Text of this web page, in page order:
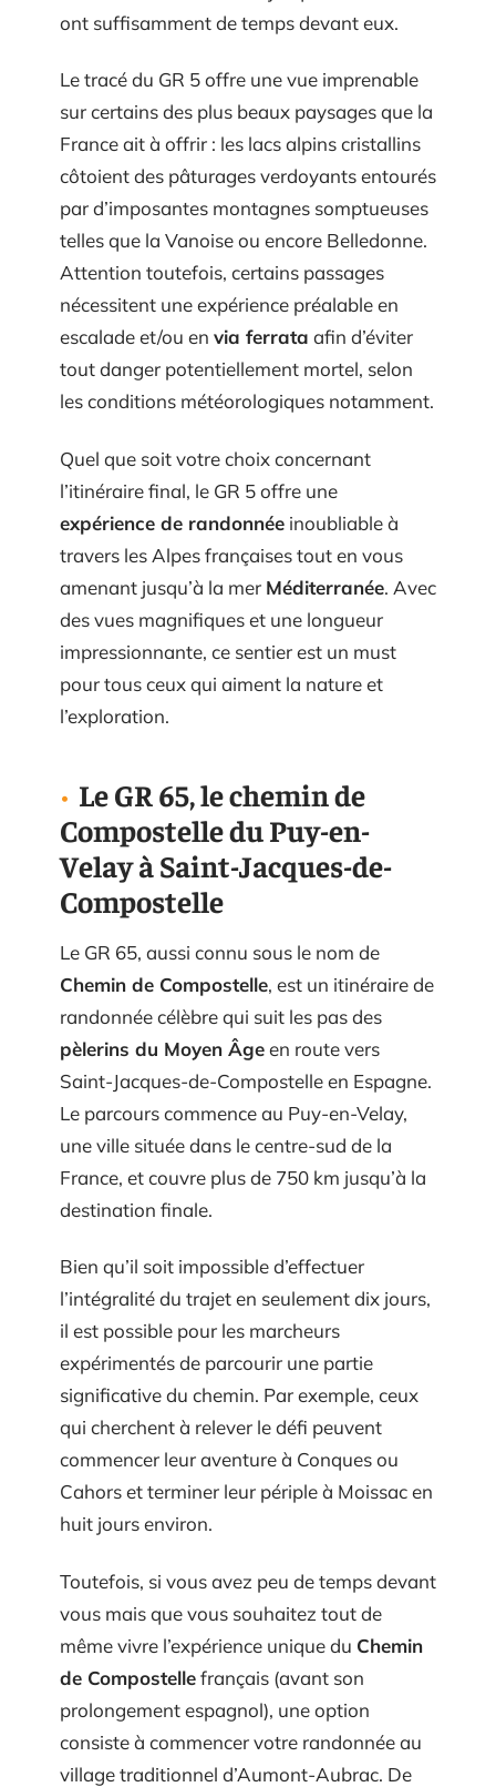
ont suffisamment de temps devant eux.
Le tracé du GR 5 offre une vue imprenable
sur certains des plus beaux paysages que la
France ait à offrir : les lacs alpins cristallins
côtoient des pâturages verdoyants entourés
par d’imposantes montagnes somptueuses
telles que la Vanoise ou encore Belledonne.
Attention toutefois, certains passages
nécessitent une expérience préalable en
escalade et/ou en via ferrata afin d’éviter
tout danger potentiellement mortel, selon
les conditions météorologiques notamment.
Quel que soit votre choix concernant
l’itinéraire final, le GR 5 offre une
expérience de randonnée inoubliable à
travers les Alpes françaises tout en vous
amenant jusqu’à la mer Méditerranée. Avec
des vues magnifiques et une longueur
impressionnante, ce sentier est un must
pour tous ceux qui aiment la nature et
l’exploration.
Le GR 65, le chemin de
Compostelle du Puy-en-
Velay à Saint-Jacques-de-
Compostelle
Le GR 65, aussi connu sous le nom de
Chemin de Compostelle, est un itinéraire de
randonnée célèbre qui suit les pas des
pèlerins du Moyen Âgeen route vers
Saint-Jacques-de-Compostelle en Espagne.
Le parcours commence au Puy-en-Velay,
une ville située dans le centre-sud de la
France, et couvre plus de 750 km jusqu’à la
destination finale.
Bien qu’il soit impossible d’effectuer
l’intégralité du trajet en seulement dix jours,
il est possible pour les marcheurs
expérimentés de parcourir une partie
significative du chemin. Par exemple, ceux
qui cherchent à relever le défi peuvent
commencer leur aventure à Conques ou
Cahors et terminer leur périple à Moissac en
huit jours environ.
Toutefois, si vous avez peu de temps devant
vous mais que vous souhaitez tout de
même vivre l’expérience unique du Chemin
de Compostellefrançais (avant son
prolongement espagnol), une option
consiste à commencer votre randonnée au
village traditionnel d’Aumont-Aubrac. De